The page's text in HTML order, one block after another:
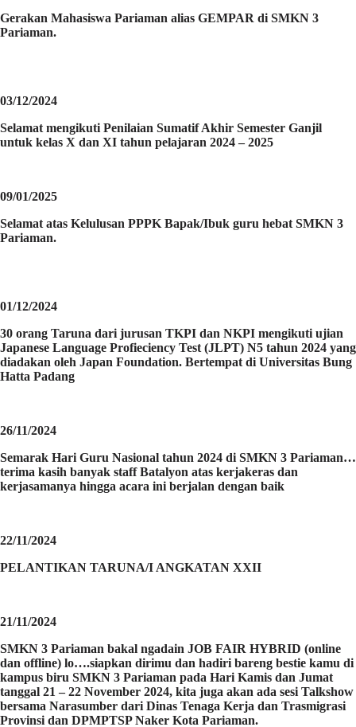
Gerakan Mahasiswa Pariaman alias GEMPAR di SMKN 3
Pariaman.
03/12/2024
Selamat mengikuti Penilaian Sumatif Akhir Semester Ganjil
untuk kelas X dan XI tahun pelajaran 2024 – 2025
09/01/2025
Selamat atas Kelulusan PPPK Bapak/Ibuk guru hebat SMKN 3
Pariaman.
01/12/2024
30 orang Taruna dari jurusan TKPI dan NKPI mengikuti ujian
Japanese Language Profieciency Test (JLPT) N5 tahun 2024 yang
diadakan oleh Japan Foundation. Bertempat di Universitas Bung
Hatta Padang
26/11/2024
Semarak Hari Guru Nasional tahun 2024 di SMKN 3 Pariaman…
terima kasih banyak staff Batalyon atas kerjakeras dan
kerjasamanya hingga acara ini berjalan dengan baik
22/11/2024
PELANTIKAN TARUNA/I ANGKATAN XXII
21/11/2024
SMKN 3 Pariaman bakal ngadain JOB FAIR HYBRID (online
dan offline) lo….siapkan dirimu dan hadiri bareng bestie kamu di
kampus biru SMKN 3 Pariaman pada Hari Kamis dan Jumat
tanggal 21 – 22 November 2024, kita juga akan ada sesi Talkshow
bersama Narasumber dari Dinas Tenaga Kerja dan Trasmigrasi
Provinsi dan DPMPTSP Naker Kota Pariaman.